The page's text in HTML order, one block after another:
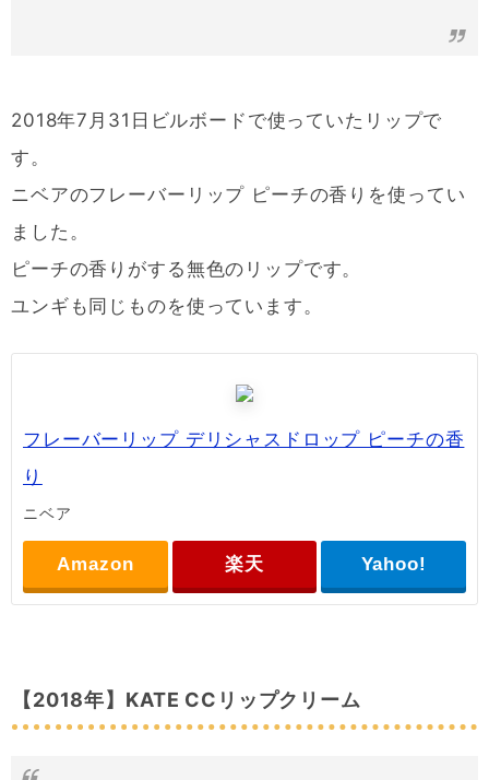
2018年7月31日ビルボードで使っていたリップで
す。
ニベアのフレーバーリップ ピーチの香りを使ってい
ました。
ピーチの香りがする無色のリップです。
ユンギも同じものを使っています。
フレーバーリップ デリシャスドロップ ピーチの香
り
ニベア
Amazon 楽天 Yahoo!
【2018年】KATE CCリップクリーム